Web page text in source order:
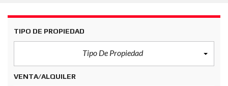
TIPO DE PROPIEDAD
Tipo De Propiedad
VENTA/ALQUILER